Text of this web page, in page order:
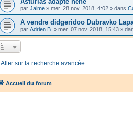
par Jaime » mer. 28 nov. 2018, 4:02 » dans
A vendre didgeridoo Dubravko
par Adrien B. » mer. 07 nov. 2018, 15:43 »
Aller sur la recherche avancée
Accueil du forum